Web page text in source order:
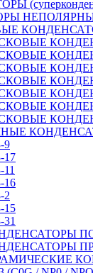
9
17
16
2
15
31